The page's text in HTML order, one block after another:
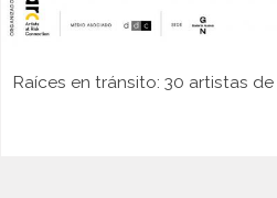
Raíces en tránsito: 30 artistas